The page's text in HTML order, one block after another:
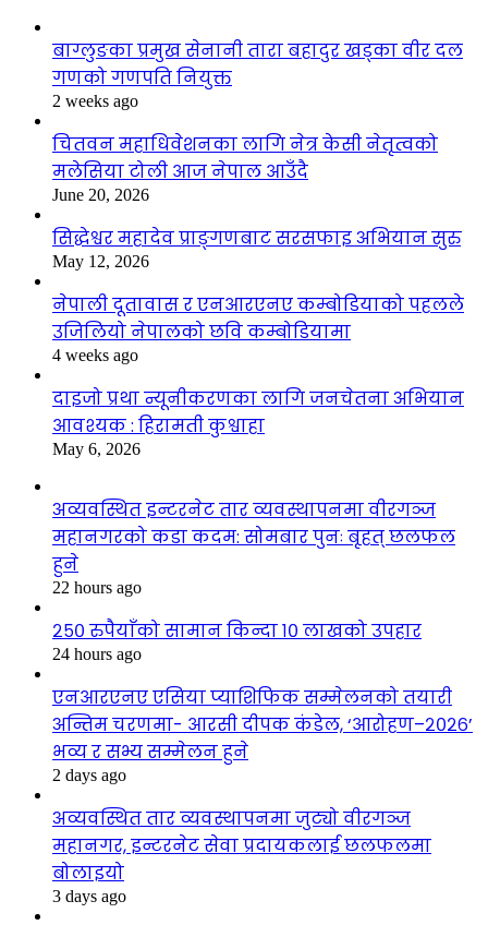
बाग्लुङका प्रमुख सेनानी तारा बहादुर खड्का वीर दल
गणको गणपति नियुक्त
2 weeks ago
चितवन महाधिवेशनका लागि नेत्र केसी नेतृत्वको
मलेसिया टोली आज नेपाल आउँदै
June 20, 2026
सिद्धेश्वर महादेव प्राङ्गणबाट सरसफाइ अभियान सुरु
May 12, 2026
नेपाली दूतावास र एनआरएनए कम्बोडियाको पहलले
उजिलियो नेपालको छवि कम्बोडियामा
4 weeks ago
दाइजो प्रथा न्यूनीकरणका लागि जनचेतना अभियान
आवश्यक : हिरामती कुश्वाहा
May 6, 2026
अव्यवस्थित इन्टरनेट तार व्यवस्थापनमा वीरगञ्ज
महानगरको कडा कदम: सोमबार पुनः बृहत् छलफल
हुने
22 hours ago
२५० रुपैयाँको सामान किन्दा १० लाखको उपहार
24 hours ago
एनआरएनए एसिया प्याशिफिक सम्मेलनको तयारी
अन्तिम चरणमा- आरसी दीपक कंडेल, ‘आरोहण–२०२६’
भव्य र सभ्य सम्मेलन हुने
2 days ago
अव्यवस्थित तार व्यवस्थापनमा जुट्यो वीरगञ्ज
महानगर, इन्टरनेट सेवा प्रदायकलाई छलफलमा
बोलाइयो
3 days ago